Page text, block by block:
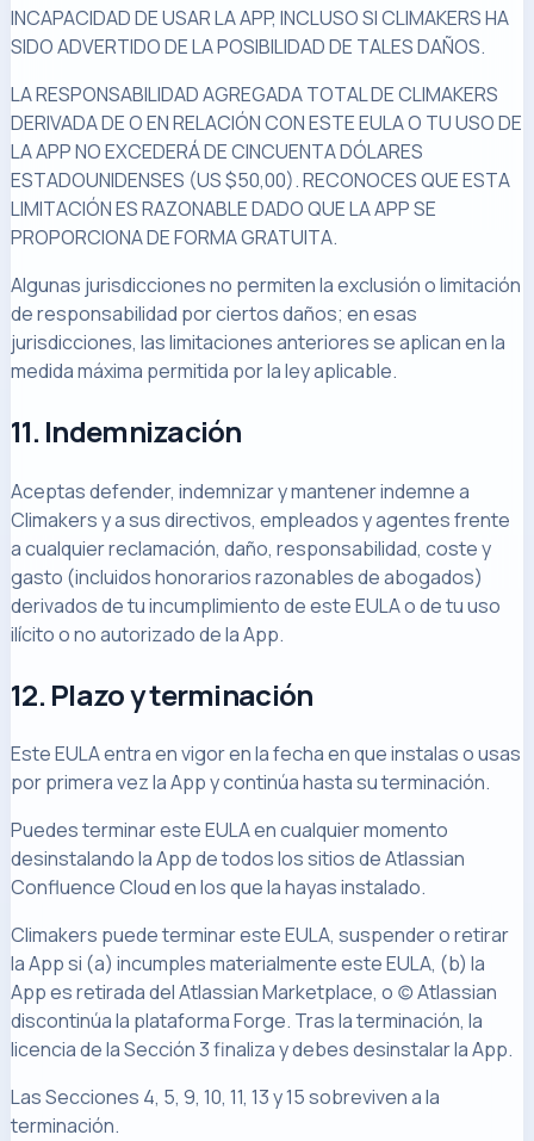
INCAPACIDAD DE USAR LA APP, INCLUSO SI CLIMAKERS HA
SIDO ADVERTIDO DE LA POSIBILIDAD DE TALES DAÑOS.
LA RESPONSABILIDAD AGREGADA TOTAL DE CLIMAKERS
DERIVADA DE O EN RELACIÓN CON ESTE EULA O TU USO DE
LA APP NO EXCEDERÁ DE CINCUENTA DÓLARES
ESTADOUNIDENSES (US $50,00). RECONOCES QUE ESTA
LIMITACIÓN ES RAZONABLE DADO QUE LA APP SE
PROPORCIONA DE FORMA GRATUITA.
Algunas jurisdicciones no permiten la exclusión o limitación
de responsabilidad por ciertos daños; en esas
jurisdicciones, las limitaciones anteriores se aplican en la
medida máxima permitida por la ley aplicable.
11. Indemnización
Aceptas defender, indemnizar y mantener indemne a
Climakers y a sus directivos, empleados y agentes frente
a cualquier reclamación, daño, responsabilidad, coste y
gasto (incluidos honorarios razonables de abogados)
derivados de tu incumplimiento de este EULA o de tu uso
ilícito o no autorizado de la App.
12. Plazo y terminación
Este EULA entra en vigor en la fecha en que instalas o usas
por primera vez la App y continúa hasta su terminación.
Puedes terminar este EULA en cualquier momento
desinstalando la App de todos los sitios de Atlassian
Confluence Cloud en los que la hayas instalado.
Climakers puede terminar este EULA, suspender o retirar
la App si (a) incumples materialmente este EULA, (b) la
App es retirada del Atlassian Marketplace, o (c) Atlassian
discontinúa la plataforma Forge. Tras la terminación, la
licencia de la Sección 3 finaliza y debes desinstalar la App.
Las Secciones 4, 5, 9, 10, 11, 13 y 15 sobreviven a la
terminación.